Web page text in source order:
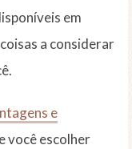
em
a considerar
e
você escolher